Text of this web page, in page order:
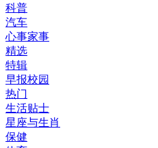
科普
汽车
心事家事
精选
特辑
早报校园
热门
生活贴士
星座与生肖
保健